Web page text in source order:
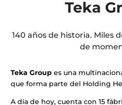
Teka
140 años de historia. Miles
de
Teka Group es una
que forma parte del Holding
A día de hoy, cuenta con 15